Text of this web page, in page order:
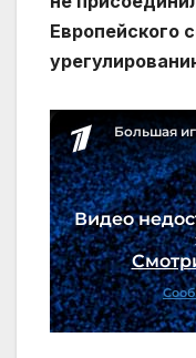
Европейского